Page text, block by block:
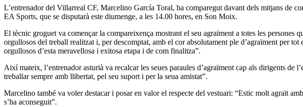
L’entrenador del Villarreal CF, Marcelino García Toral, ha comparegut davant dels mitjans
EA Sports, que se disputarà este diumenge, a les 14.00 hores, en Son Moix.
El tècnic groguet va començar la compareixença mostrant el seu agraïment a totes les
orgullosos del treball realitzat i, per descomptat, amb el cor absolutament ple d’agraïment per
orgullosos d’esta meravellosa i exitosa etapa i de com finalitza”.
Així mateix, l’entrenador asturià va recalcar les seues paraules d’agraïment cap als dirigents
treballar sempre amb llibertat, pel seu suport i per la seua amistat”.
Marcelino també va voler destacar i posar en valor el respecte del vestuari: “Estic molt agraït
s’ha aconseguit”.